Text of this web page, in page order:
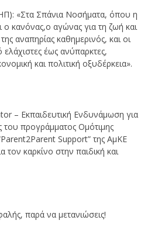
«Στα Σπάνια Νοσήματα, όπου η
ο κανόνας,ο αγώνας για τη ζωή και
αναπηρίας καθημερινός, και οι
ελάχιστες έως ανύπαρκτες,
και πολιτική οξυδέρκεια».
– Εκπαιδευτική Ενδυνάμωση για
του προγράμματος Ομότιμης
Support” της ΑμΚΕ
καρκίνο στην παιδική και
παρά να μετανιώσεις!